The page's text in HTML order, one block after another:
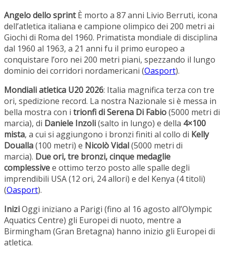
Angelo dello sprintÈ morto a 87 anni Livio Berruti, icona
dell’atletica italiana e campione olimpico dei 200 metri ai
Giochi di Roma del 1960. Primatista mondiale di disciplina
dal 1960 al 1963, a 21 anni fu il primo europeo a
conquistare l’oro nei 200 metri piani, spezzando il lungo
dominio dei corridori nordamericani (Oasport).
Mondiali atletica U20 2026: Italia magnifica terza con tre
ori, spedizione record. La nostra Nazionale si è messa in
bella mostra con i trionfi di Serena Di Fabio(5000 metri di
marcia), di Daniele Inzoli(salto in lungo) e della 4×100
mista, a cui si aggiungono i bronzi finiti al collo di Kelly
Doualla(100 metri) e Nicolò Vidal(5000 metri di
marcia). Due ori, tre bronzi, cinque medaglie
complessivee ottimo terzo posto alle spalle degli
imprendibili USA (12 ori, 24 allori) e del Kenya (4 titoli)
(Oasport).
IniziOggi iniziano a Parigi (fino al 16 agosto all’Olympic
Aquatics Centre) gli Europei di nuoto, mentre a
Birmingham (Gran Bretagna) hanno inizio gli Europei di
atletica.